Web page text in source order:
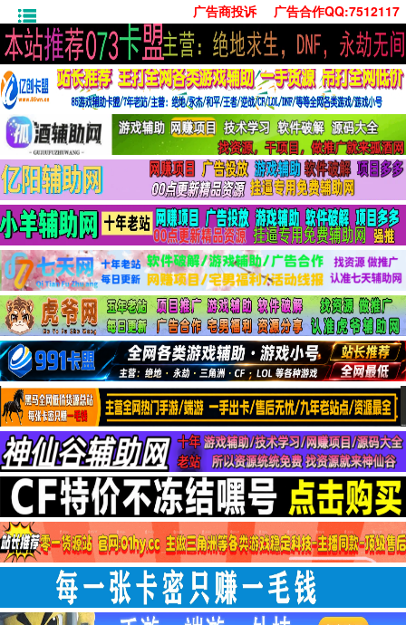
广告商投诉 广告合作QQ:7512117
首页
技术学习
安卓绿化
单机游戏
社交娱乐
系统工具
活动线报
常用办公
源码收集
值得一看
两性情感